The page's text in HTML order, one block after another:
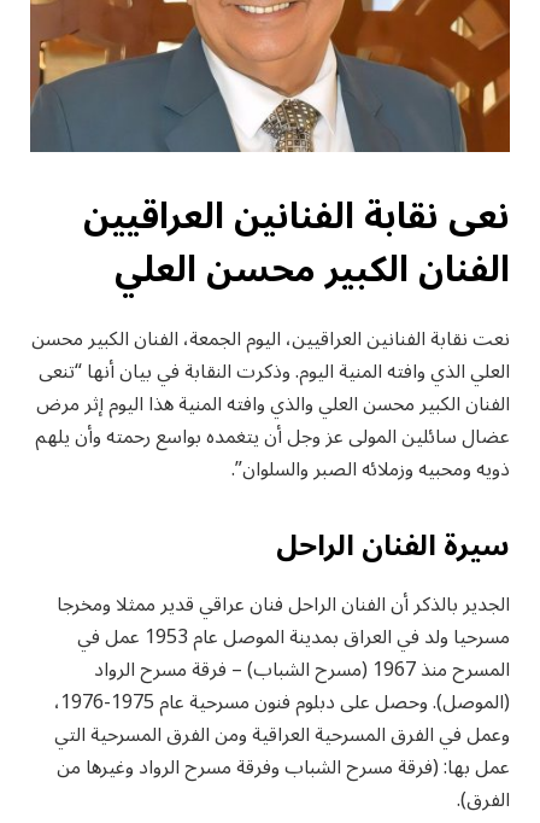
نعى نقابة الفنانين العراقيين
الفنان الكبير محسن العلي
نعت نقابة الفنانين العراقيين، اليوم الجمعة، الفنان الكبير محسن
العلي الذي وافته المنية اليوم. وذكرت النقابة في بيان أنها “تنعى
الفنان الكبير محسن العلي والذي وافته المنية هذا اليوم إثر مرض
عضال سائلين المولى عز وجل أن يتغمده بواسع رحمته وأن يلهم
ذويه ومحبيه وزملائه الصبر والسلوان”.
سيرة الفنان الراحل
الجدير بالذكر أن الفنان الراحل فنان عراقي قدير ممثلا ومخرجا
مسرحيا ولد في العراق بمدينة الموصل عام 1953 عمل في
المسرح منذ 1967 (مسرح الشباب) – فرقة مسرح الرواد
(الموصل). وحصل على دبلوم فنون مسرحية عام 1975-1976،
وعمل في الفرق المسرحية العراقية ومن الفرق المسرحية التي
عمل بها: (فرقة مسرح الشباب وفرقة مسرح الرواد وغيرها من
الفرق).